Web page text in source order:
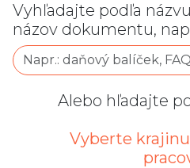
Vyhľadajte podľa
názov dokumentu,
Alebo hľadajte
Vyberte